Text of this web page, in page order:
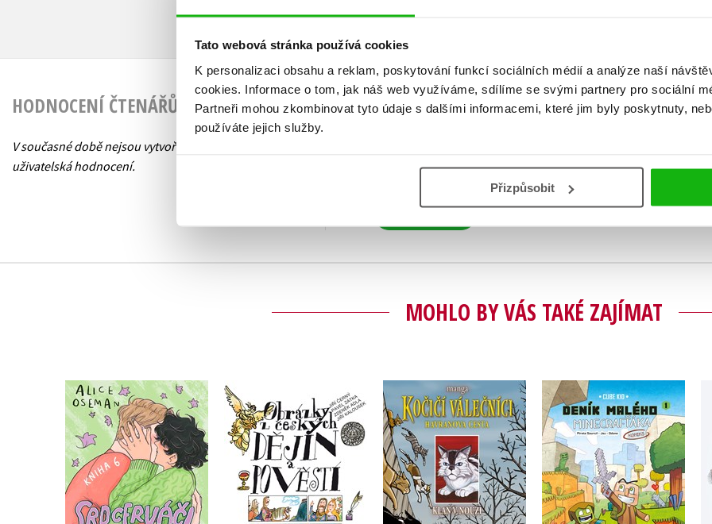
Tato webová stránka používá cookies
K personalizaci obsahu a reklam, poskytování funkcí sociálních médií a analýze naší
cookies. Informace o tom, jak náš web využíváme, sdílíme se svými partnery pro sociální
Partneři mohou zkombinovat tyto údaje s dalšími informacemi, které jim byly poskytnuty,
používáte jejich služby.
Přizpůsobit
HODNOCENÍ ČTENÁŘŮ
V současné době nejsou vytvořena žádná
uživatelská hodnocení.
Přihlásit
MOHLO BY VÁS TAKÉ ZAJÍMAT
Srdcerváči 6
Alice Oseman
Obrázky z českých
dějin a pověstí
Zdeněk Adla
,
Jiří Černý
,
Pavel Zátka
Kočičí válečníci:
Havranova cesta (2) -
Klan v nouzi
Erin Hunterová
Deník malého
Minecrafťáka: komiks
Cube Kid